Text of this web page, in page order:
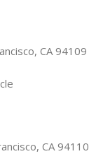
CA 94109
CA 94110